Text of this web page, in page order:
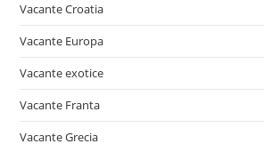
Vacante Croatia
Vacante Europa
Vacante exotice
Vacante Franta
Vacante Grecia